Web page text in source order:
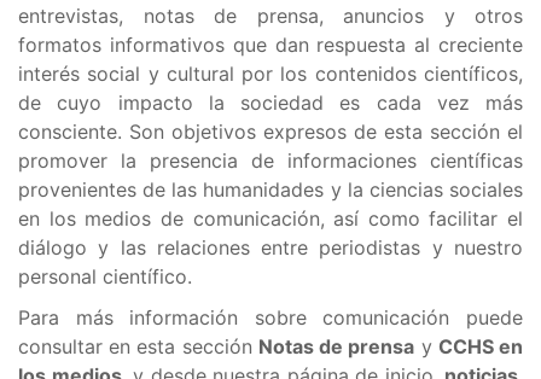
entrevistas, notas de prensa, anuncios y otros
formatos informativos que dan respuesta al creciente
interés social y cultural por los contenidos científicos,
de cuyo impacto la sociedad es cada vez más
consciente. Son objetivos expresos de esta sección el
promover la presencia de informaciones científicas
provenientes de las humanidades y la ciencias sociales
en los medios de comunicación, así como facilitar el
diálogo y las relaciones entre periodistas y nuestro
personal científico.
Para más información sobre comunicación puede
consultar en esta sección Notas de prensa y CCHS en